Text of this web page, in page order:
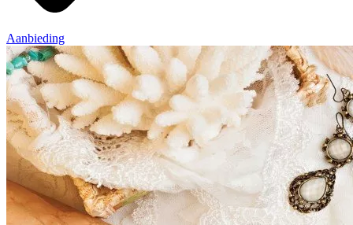
Aanbieding